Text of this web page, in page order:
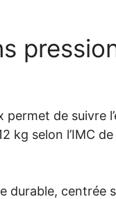
de suivre
kg selon l’IMC
centrée